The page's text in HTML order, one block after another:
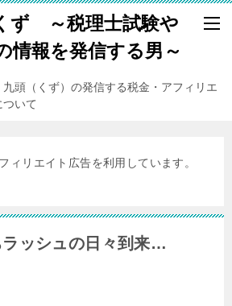
ず ～税理士試験や
情報を発信する男～
頭（くず）の発信する税金・アフィリエ
いて
ィリエイト広告を利用しています。
ッシュの日々到来…